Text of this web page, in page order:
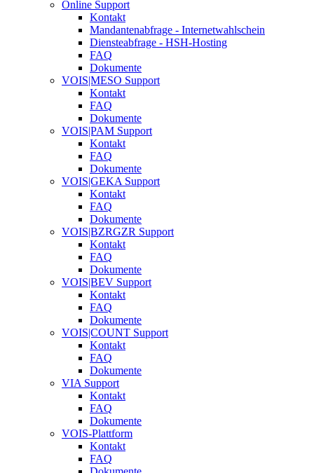
Online Support
Kontakt
Mandantenabfrage - Internetwahlschein
Diensteabfrage - HSH-Hosting
FAQ
Dokumente
VOIS|MESO Support
Kontakt
FAQ
Dokumente
VOIS|PAM Support
Kontakt
FAQ
Dokumente
VOIS|GEKA Support
Kontakt
FAQ
Dokumente
VOIS|BZRGZR Support
Kontakt
FAQ
Dokumente
VOIS|BEV Support
Kontakt
FAQ
Dokumente
VOIS|COUNT Support
Kontakt
FAQ
Dokumente
VIA Support
Kontakt
FAQ
Dokumente
VOIS-Plattform
Kontakt
FAQ